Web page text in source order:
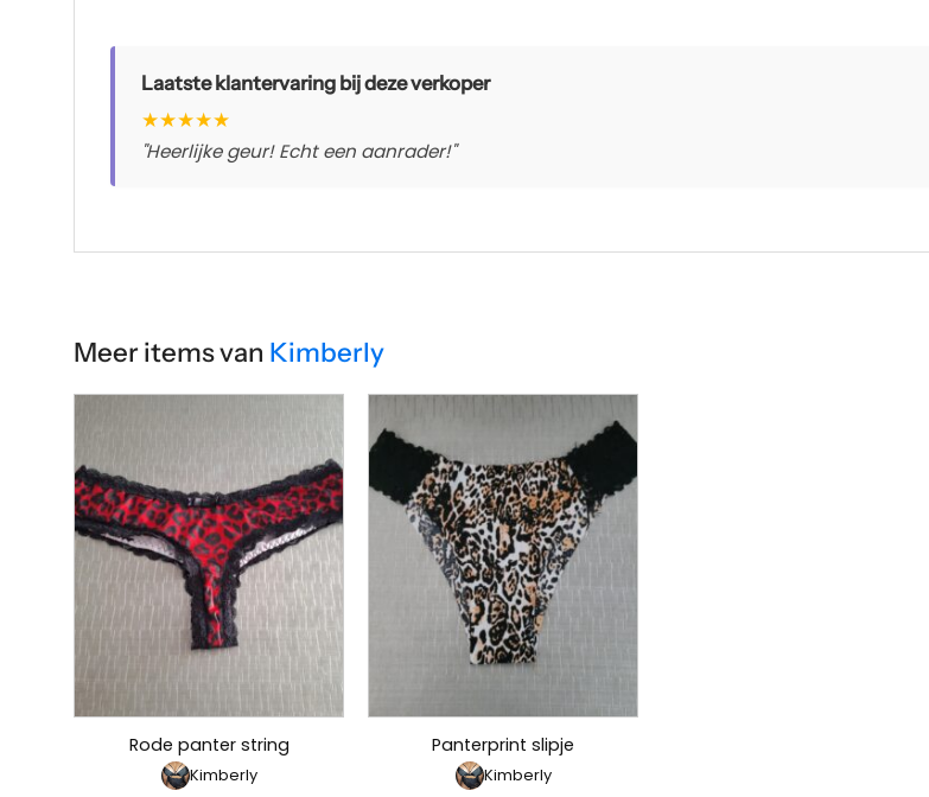
Laatste klantervaring bij deze verkoper
★★★★★
"Heerlijke geur! Echt een aanrader!"
Meer items van Kimberly
Rode panter string
Kimberly
Panterprint slipje
Kimberly